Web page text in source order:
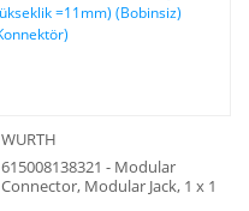
WURTH
615008138321 - Modular
Connector, Modular Jack, 1 x 1